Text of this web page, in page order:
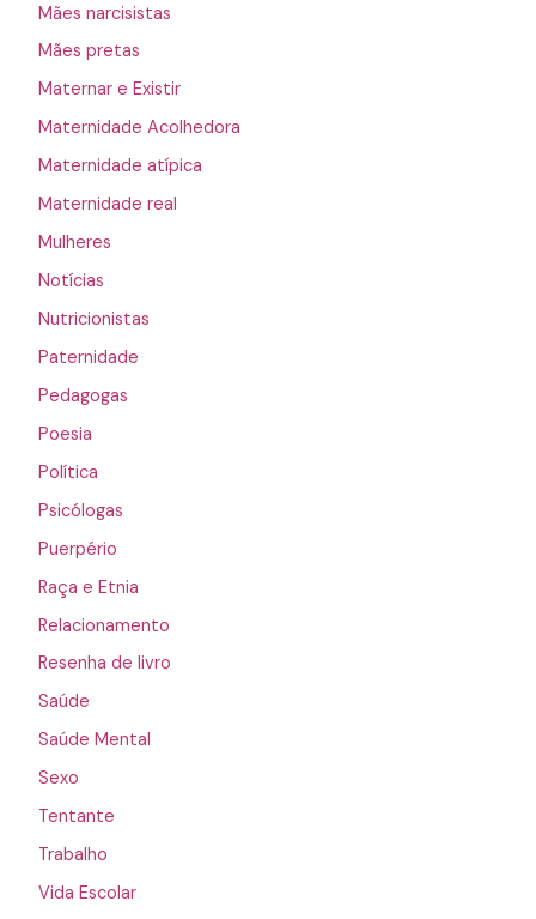
Mães narcisistas
Mães pretas
Maternar e Existir
Maternidade Acolhedora
Maternidade atípica
Maternidade real
Mulheres
Notícias
Nutricionistas
Paternidade
Pedagogas
Poesia
Política
Psicólogas
Puerpério
Raça e Etnia
Relacionamento
Resenha de livro
Saúde
Saúde Mental
Sexo
Tentante
Trabalho
Vida Escolar